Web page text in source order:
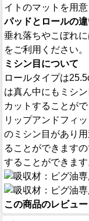
イトのマットを用意
パッドとロールの
垂れ落ちやこぼれ
をご利用ください。
ミシン目について
ロールタイプは
は真ん中にもミシ
カットすることがで
リップアンドフィ
のミシン目があり
ることができます
することができます
この商品のレビュー